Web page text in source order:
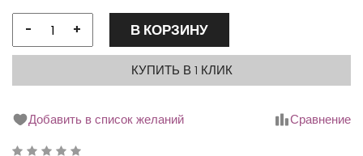
- + В КОРЗИНУ
КУПИТЬ В 1 КЛИК
Добавить в список желаний Сравнение